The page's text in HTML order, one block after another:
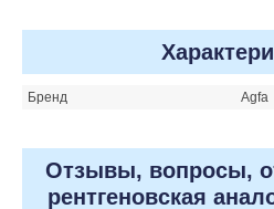
Бренд Agfa
Отзывы, вопросы,
рентгеновская